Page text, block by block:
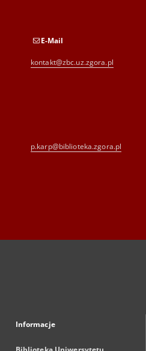
E-Mail
kontakt@zbc.uz.zgora.pl
p.karp@biblioteka.zgora.pl
Informacje